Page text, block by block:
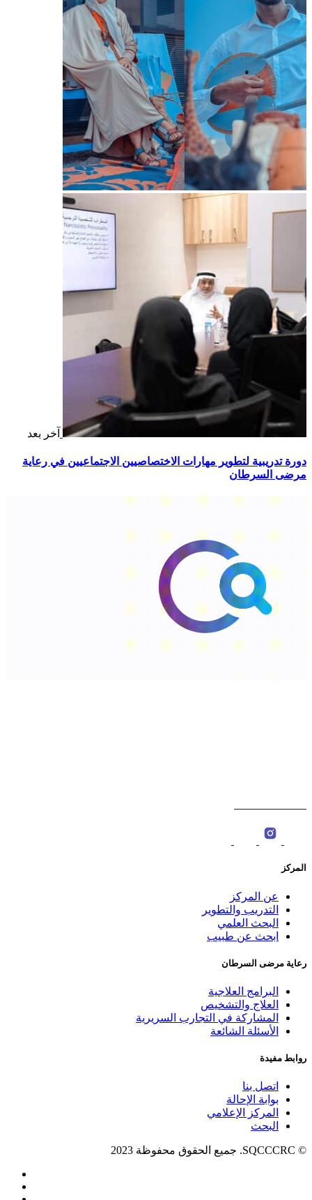
آخر بعد
دورة تدريبية لتطوير مهارات الاختصاصيين الاجتماعيين في رعاية
مرضى السرطان
المركز
عن المركز
التدريب والتطوير
البحث العلمي
ابحث عن طبيب
رعاية مرضى السرطان
البرامج العلاجية
العلاج والتشخيص
المشاركة في التجارب السريرية
الأسئلة الشائعة
روابط مفيدة
اتصل بنا
بوابة الإحالة
المركز الإعلامي
البحث
© SQCCCRC. جميع الحقوق محفوظة 2023